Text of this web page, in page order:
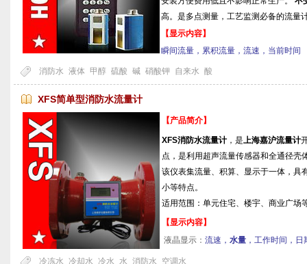
高。是多点测量，工艺监测必备的流量
【显示内容】
瞬间流量，累积流量，流速，当前时间
消防水 液体 甲醇 硫酸 碱 硝酸钾 自来水 酸
XFS简单型消防水流量计
【产品简介】
XFS消防水流量计 ，是上海嘉沪流量计
点，是利用超声流量传感器和全通径壳
该仪表集流量、积算、显示于一体，具
小等特点。
适用范围：单元住宅、楼宇、商业广场
【显示内容】
液晶显示： 流速， 水量 ，工作时间，日
冷冻水 冷却水 冷水 水 消防水 空调水